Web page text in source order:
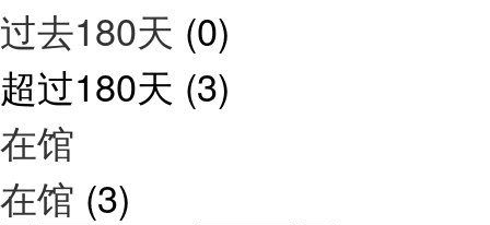
过去180天 (0)
超过180天 (3)
在馆
在馆 (3)